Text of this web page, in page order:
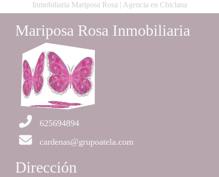
Inmobiliaria Mariposa Rosa | Agencia en Chiclana
Mariposa Rosa Inmobiliaria
625694894
cardenas@grupoatela.com
Dirección